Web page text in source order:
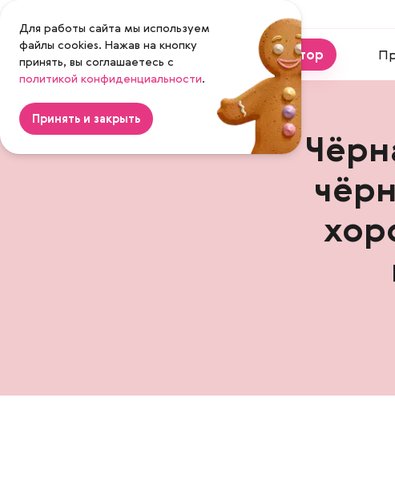
Magenta
Калькулятор
Для работы сайта мы используем
файлы cookies. Нажав на кнопку
принять, вы соглашаетесь с
политикой конфиденциальности.
Принять и закрыть